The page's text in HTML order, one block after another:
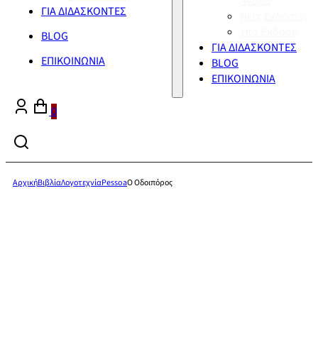
ΓΙΑ ΔΙΔΑΣΚΟΝΤΕΣ
BLOG
ΕΠΙΚΟΙΝΩΝΙΑ
ΓΙΑ ΔΙΔΑΣΚΟΝΤΕΣ
BLOG
ΕΠΙΚΟΙΝΩΝΙΑ
0
ΑρχικήΒιβλίαΛογοτεχνίαPessoaΟ Οδοιπόρος